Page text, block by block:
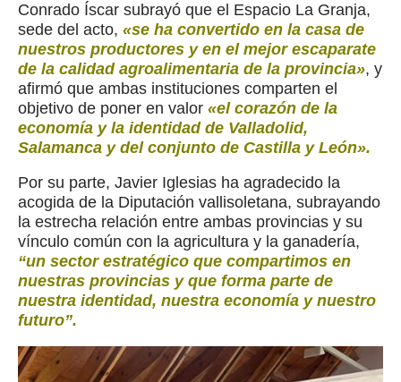
Conrado Íscar subrayó que el Espacio La Granja,
sede del acto, «se ha convertido en la casa de
nuestros productores y en el mejor escaparate
de la calidad agroalimentaria de la provincia», y
afirmó que ambas instituciones comparten el
objetivo de poner en valor «el corazón de la
economía y la identidad de Valladolid,
Salamanca y del conjunto de Castilla y León».
Por su parte, Javier Iglesias ha agradecido la
acogida de la Diputación vallisoletana, subrayando
la estrecha relación entre ambas provincias y su
vínculo común con la agricultura y la ganadería,
“un sector estratégico que compartimos en
nuestras provincias y que forma parte de
nuestra identidad, nuestra economía y nuestro
futuro”.